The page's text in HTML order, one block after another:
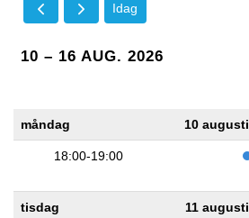
Idag
10 – 16 AUG. 2026
måndag 10
18:00-19:00
tisdag 11